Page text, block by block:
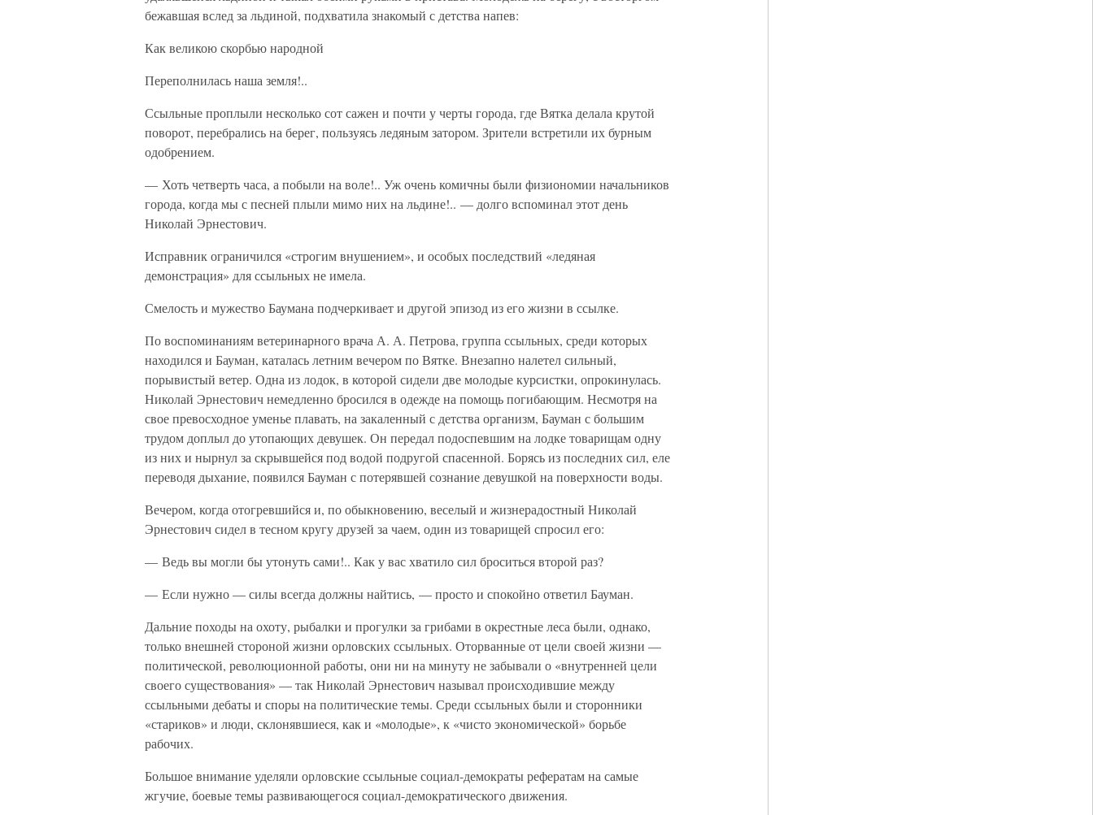
бежавшая вслед за льдиной, подхватила знакомый с детства напев:
Как великою скорбью народной
Переполнилась наша земля!..
Ссыльные проплыли несколько сот сажен и почти у черты города, где Вятка делала крутой
поворот, перебрались на берег, пользуясь ледяным затором. Зрители встретили их бурным
одобрением.
— Хоть четверть часа, а побыли на воле!.. Уж очень комичны были физиономии начальников
города, когда мы с песней плыли мимо них на льдине!.. — долго вспоминал этот день
Николай Эрнестович.
Исправник ограничился «строгим внушением», и особых последствий «ледяная
демонстрация» для ссыльных не имела.
Смелость и мужество Баумана подчеркивает и другой эпизод из его жизни в ссылке.
По воспоминаниям ветеринарного врача А. А. Петрова, группа ссыльных, среди которых
находился и Бауман, каталась летним вечером по Вятке. Внезапно налетел сильный,
порывистый ветер. Одна из лодок, в которой сидели две молодые курсистки, опрокинулась.
Николай Эрнестович немедленно бросился в одежде на помощь погибающим. Несмотря на
свое превосходное уменье плавать, на закаленный с детства организм, Бауман с большим
трудом доплыл до утопающих девушек. Он передал подоспевшим на лодке товарищам одну
из них и нырнул за скрывшейся под водой подругой спасенной. Борясь из последних сил, еле
переводя дыхание, появился Бауман с потерявшей сознание девушкой на поверхности воды.
Вечером, когда отогревшийся и, по обыкновению, веселый и жизнерадостный Николай
Эрнестович сидел в тесном кругу друзей за чаем, один из товарищей спросил его:
— Ведь вы могли бы утонуть сами!.. Как у вас хватило сил броситься второй раз?
— Если нужно — силы всегда должны найтись, — просто и спокойно ответил Бауман.
Дальние походы на охоту, рыбалки и прогулки за грибами в окрестные леса были, однако,
только внешней стороной жизни орловских ссыльных. Оторванные от цели своей жизни —
политической, революционной работы, они ни на минуту не забывали о «внутренней цели
своего существования» — так Николай Эрнестович называл происходившие между
ссыльными дебаты и споры на политические темы. Среди ссыльных были и сторонники
«стариков» и люди, склонявшиеся, как и «молодые», к «чисто экономической» борьбе
рабочих.
Большое внимание уделяли орловские ссыльные социал-демократы рефератам на самые
жгучие, боевые темы развивающегося социал-демократического движения.